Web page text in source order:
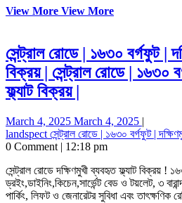
View More View More
সেন্ট্রাল রোডে | ১৬৩০ বর্গফুট |
বিক্রয় | সেন্ট্রাল রোডে | ১৬৩০
ফ্ল্যাট বিক্রয় |
March 4, 2025 March 4, 2025 |
landspect সেন্ট্রাল রোডে | ১৬৩০ বর্গফুট |
0 Comment | 12:18 pm
সেন্ট্রাল রোডে দক্ষিণমুখী ব্যবহৃত ফ্ল্যাট বিক্রয় ! ১৬৩০ বর্গফুট – ৩ বেড, ৩ বাথরুম,
ড্রইং,ডাইনিং,কিচেন,সার্ভেন্ট বেড ও টয়লেট, ৩
পার্কিং, লিফট ও জেনারেটর সুবিধা এবং তাৎক্ষণিক